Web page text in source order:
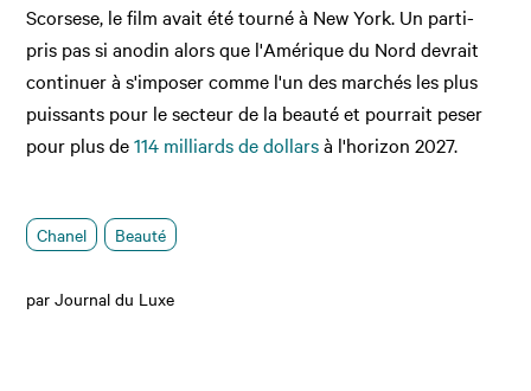
Scorsese, le film avait été tourné à New York. Un parti-
pris pas si anodin alors que l'Amérique du Nord devrait
continuer à s'imposer comme l'un des marchés les plus
puissants pour le secteur de la beauté et pourrait peser
pour plus de114 milliards de dollarsà l'horizon 2027.
Chanel Beauté
par Journal du Luxe